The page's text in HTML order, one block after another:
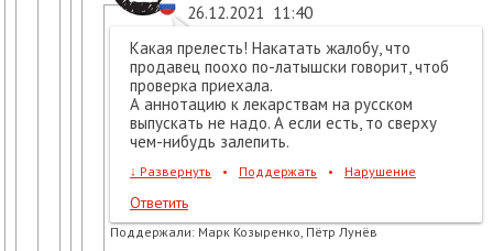
26.12.2021 11:40
Какая прелесть! Накатать жалобу, что
продавец поохо по-латышски говорит, чтоб
проверка приехала.
А аннотацию к лекарствам на русском
выпускать не надо. А если есть, то сверху
чем-нибудь залепить.
↓ Развернуть • Поддержать • Нарушение
Ответить
Поддержали: Марк Козыренко, Пётр Лунёв